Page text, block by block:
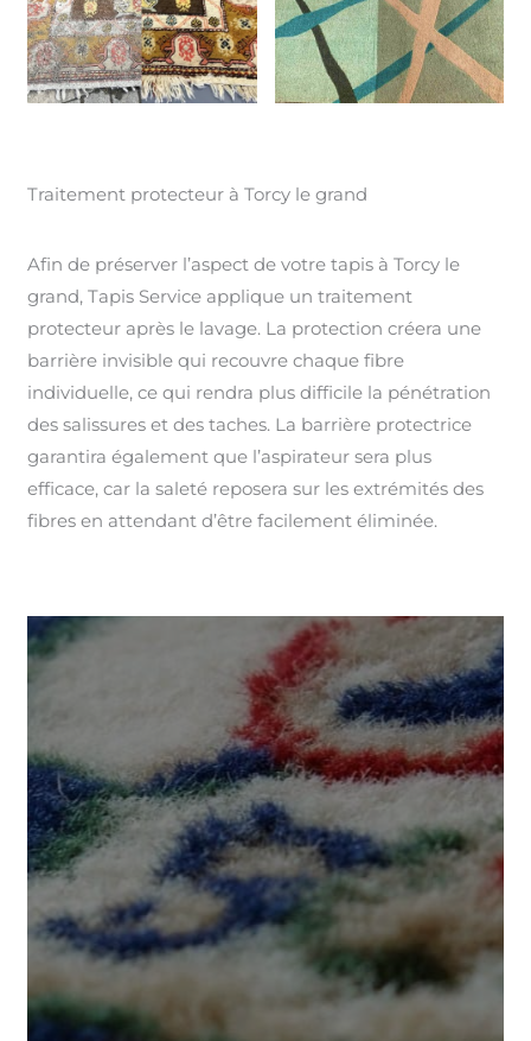
Traitement protecteur à Torcy le grand
Afin de préserver l’aspect de votre tapis à Torcy le
grand, Tapis Service applique un traitement
protecteur après le lavage. La protection créera une
barrière invisible qui recouvre chaque fibre
individuelle, ce qui rendra plus difficile la pénétration
des salissures et des taches. La barrière protectrice
garantira également que l’aspirateur sera plus
efficace, car la saleté reposera sur les extrémités des
fibres en attendant d’être facilement éliminée.